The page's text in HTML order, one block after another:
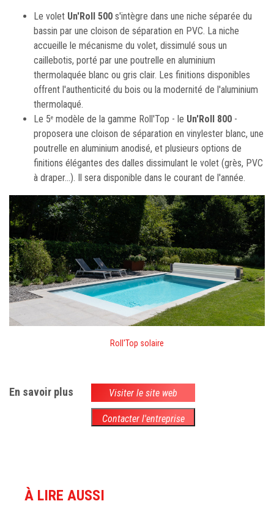
Le volet Un'Roll 500 s'intègre dans une niche séparée du
bassin par une cloison de séparation en PVC. La niche
accueille le mécanisme du volet, dissimulé sous un
caillebotis, porté par une poutrelle en aluminium
thermolaquée blanc ou gris clair. Les finitions disponibles
offrent l'authenticité du bois ou la modernité de l'aluminium
thermolaqué.
Le 5e modèle de la gamme Roll'Top - le Un'Roll 800 -
proposera une cloison de séparation en vinylester blanc, une
poutrelle en aluminium anodisé, et plusieurs options de
finitions élégantes des dalles dissimulant le volet (grès, PVC
à draper...). Il sera disponible dans le courant de l'année.
Roll'Top solaire
En savoir plus Visiter le site web
Contacter l'entreprise
À LIRE AUSSI